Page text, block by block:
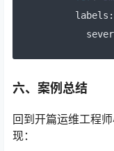
    labels
:
六、案例总结
回到开篇运维工程
现：